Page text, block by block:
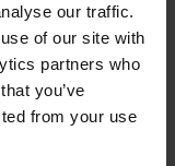
our traffic.
of our site with
partners who
you’ve
from your use